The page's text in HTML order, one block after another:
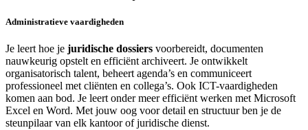
Administratieve vaardigheden
Je leert hoe je juridische dossiers voorbereidt, documenten
nauwkeurig opstelt en efficiënt archiveert. Je ontwikkelt
organisatorisch talent, beheert agenda’s en communiceert
professioneel met cliënten en collega’s. Ook ICT-vaardigheden
komen aan bod. Je leert onder meer efficiënt werken met Microsoft
Excel en Word. Met jouw oog voor detail en structuur ben je de
steunpilaar van elk kantoor of juridische dienst.